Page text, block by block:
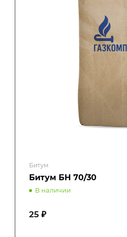
Битум
Битум БН 70/30
В наличии
25 ₽